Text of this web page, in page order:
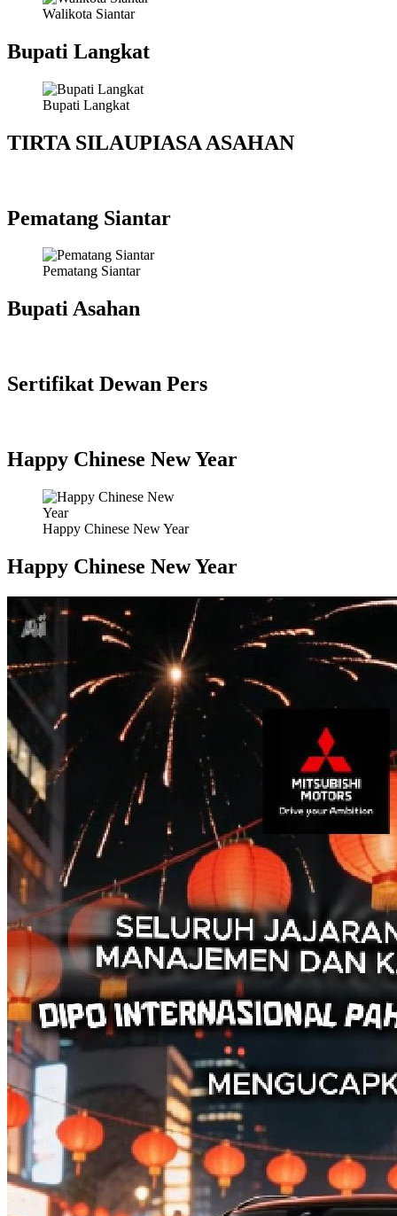
Walikota Siantar
Bupati Langkat
Bupati Langkat
TIRTA SILAUPIASA ASAHAN
Pematang Siantar
Pematang Siantar
Bupati Asahan
Sertifikat Dewan Pers
Happy Chinese New Year
Happy Chinese New Year
Happy Chinese New Year